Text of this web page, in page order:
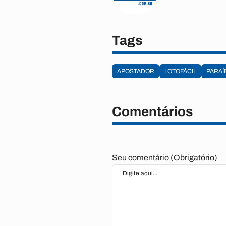
Tags
APOSTADOR LOTOFÁCIL
Comentários
Seu comentário (Obrigatório)